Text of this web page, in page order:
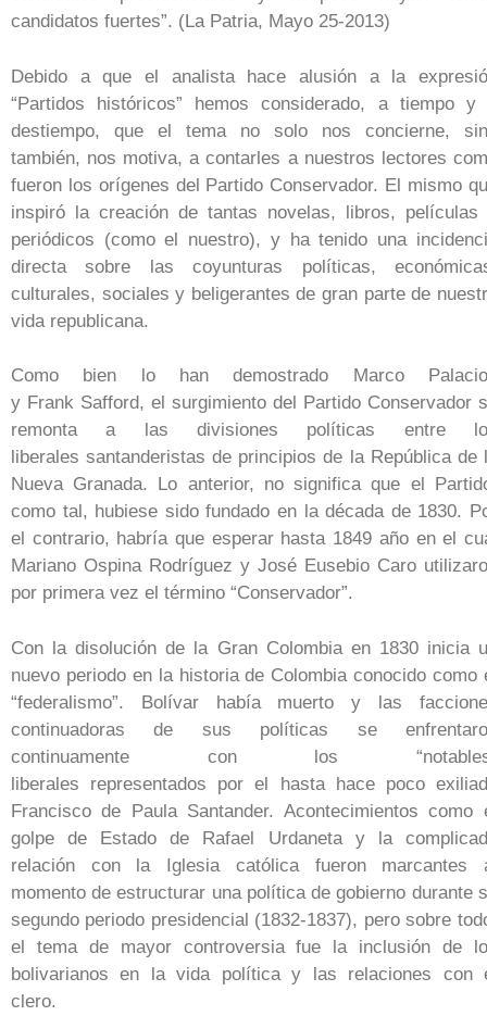
candidatos fuertes”. (La Patria, Mayo 25-2013)
Debido a que el analista hace alusión a la
“Partidos históricos” hemos considerado, a tiempo y
destiempo, que el tema no solo nos concierne,
también, nos motiva, a contarles a nuestros lectores
fueron los orígenes del Partido Conservador. El mismo
inspiró la creación de tantas novelas, libros, películas
periódicos (como el nuestro), y ha tenido una
directa sobre las coyunturas políticas,
culturales, sociales y beligerantes de gran parte de
vida republicana.
Como bien lo han demostrado Marco
y Frank Safford, el surgimiento del Partido Conservador
remonta a las divisiones políticas entre
liberales santanderistas de principios de la República de
Nueva Granada. Lo anterior, no significa que el
como tal, hubiese sido fundado en la década de 1830.
el contrario, habría que esperar hasta 1849 año en el
Mariano Ospina Rodríguez y José Eusebio Caro
por primera vez el término “Conservador”.
Con la disolución de la Gran Colombia en 1830 inicia
nuevo periodo en la historia de Colombia conocido como
“federalismo”. Bolívar había muerto y las
continuadoras de sus políticas se
continuamente con los
liberales representados por el hasta hace poco
Francisco de Paula Santander. Acontecimientos como
golpe de Estado de Rafael Urdaneta y la
relación con la Iglesia católica fueron marcantes
momento de estructurar una política de gobierno durante
segundo periodo presidencial (1832-1837), pero sobre
el tema de mayor controversia fue la inclusión de
bolivarianos en la vida política y las relaciones con
clero.